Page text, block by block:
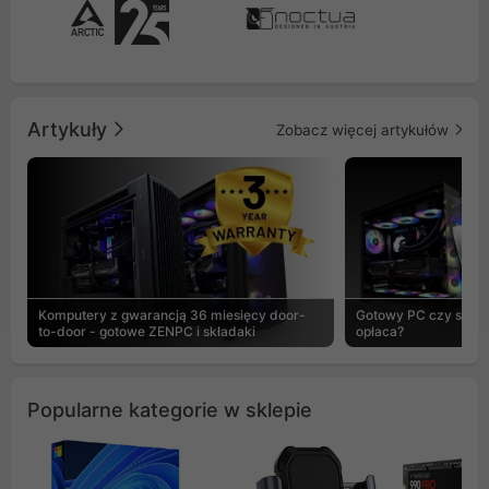
Artykuły Zobacz więcej artykułów
Komputery z gwarancją 36 miesięcy door-
to-door - gotowe ZENPC i składaki
Gotowy PC czy
opłaca?
Popularne kategorie w sklepie